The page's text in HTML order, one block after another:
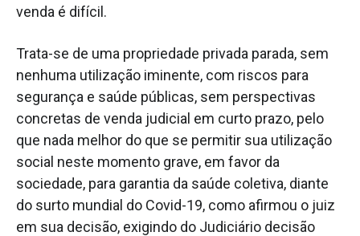
venda é difícil.
Trata-se de uma propriedade privada parada, sem
nenhuma utilização iminente, com riscos para
segurança e saúde públicas, sem perspectivas
concretas de venda judicial em curto prazo, pelo
que nada melhor do que se permitir sua utilização
social neste momento grave, em favor da
sociedade, para garantia da saúde coletiva, diante
do surto mundial do Covid-19, como afirmou o juiz
em sua decisão, exigindo do Judiciário decisão